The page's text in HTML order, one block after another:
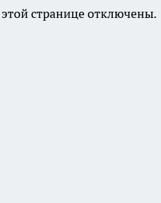
странице отключены.